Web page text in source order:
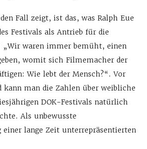
Fall zeigt, ist das, was Ralph Eue
Festivals als Antrieb für die
„Wir waren immer bemüht, einen
womit sich Filmemacher der
Wie lebt der Mensch?“. Vor
kann man die Zahlen über weibliche
DOK-Festivals natürlich
Als unbewusste
einer lange Zeit unterrepräsentierten